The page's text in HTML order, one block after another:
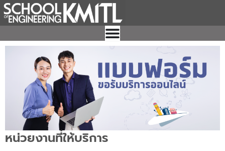
Skip
to
หน่วยงานที่ให้บริการ